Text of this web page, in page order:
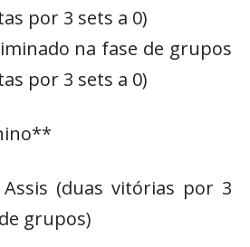
por 3 sets a 0)
na fase de grupos
por 3 sets a 0)
(duas vitórias por 3
grupos)